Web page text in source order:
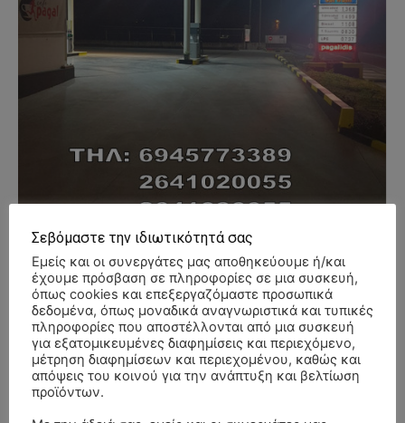
- Advertisment -
Σεβόμαστε την ιδιωτικότητά σας
Εμείς και οι συνεργάτες μας αποθηκεύουμε ή/και
έχουμε πρόσβαση σε πληροφορίες σε μια συσκευή,
όπως cookies και επεξεργαζόμαστε προσωπικά
δεδομένα, όπως μοναδικά αναγνωριστικά και τυπικές
πληροφορίες που αποστέλλονται από μια συσκευή
για εξατομικευμένες διαφημίσεις και περιεχόμενο,
μέτρηση διαφημίσεων και περιεχομένου, καθώς και
απόψεις του κοινού για την ανάπτυξη και βελτίωση
προϊόντων.